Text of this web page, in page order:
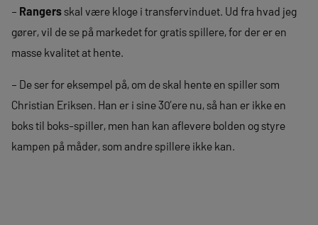
– Rangersskal være kloge i transfervinduet. Ud fra hvad jeg
gører, vil de se på markedet for gratis spillere, for der er en
masse kvalitet at hente.
– De ser for eksempel på, om de skal hente en spiller som
Christian Eriksen. Han er i sine 30’ere nu, så han er ikke en
boks til boks-spiller, men han kan aflevere bolden og styre
kampen på måder, som andre spillere ikke kan.